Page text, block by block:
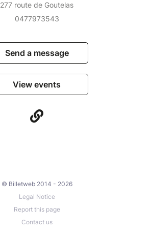
277 route de Goutelas
0477973543
Send a message
View events
© Billetweb 2014 - 2026
Legal Notice
Report this page
Contact us